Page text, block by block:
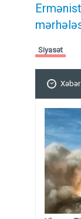
Siyasət